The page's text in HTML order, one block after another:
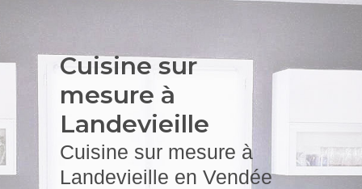
Cuisine sur
mesure à
Landevieille
Cuisine sur mesure à
Landevieille en Vendée